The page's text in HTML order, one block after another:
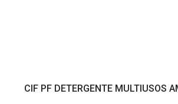
CIF PF DETERGENTE MULTIUSOS